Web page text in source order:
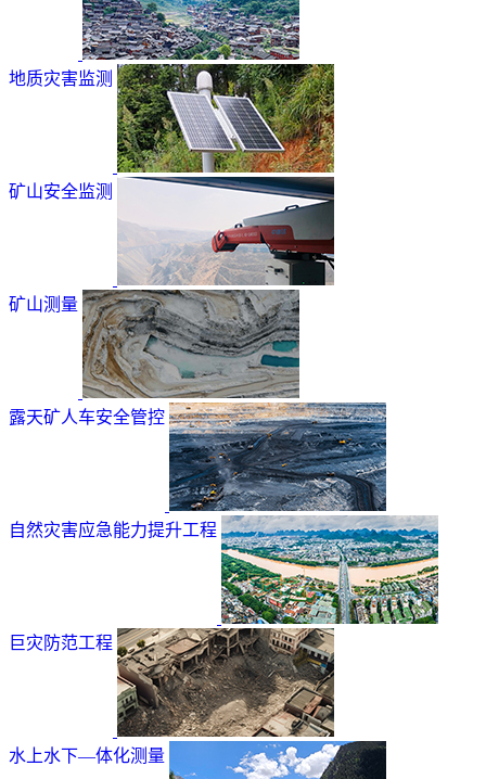
地质灾害监测
矿山安全监测
矿山测量
露天矿人车安全管控
自然灾害应急能力提升工程
巨灾防范工程
水上水下—体化测量